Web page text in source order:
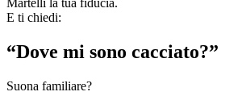
Martelli la tua fiducia.
E ti chiedi:
“Dove mi sono cacciato?”
Suona familiare?